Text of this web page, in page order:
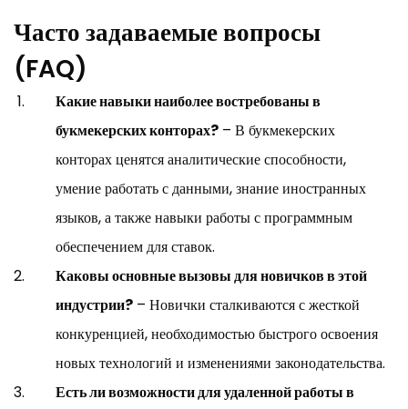
Часто задаваемые вопросы
(FAQ)
Какие навыки наиболее востребованы в
букмекерских конторах? – В букмекерских
конторах ценятся аналитические способности,
умение работать с данными, знание иностранных
языков, а также навыки работы с программным
обеспечением для ставок.
Каковы основные вызовы для новичков в этой
индустрии? – Новички сталкиваются с жесткой
конкуренцией, необходимостью быстрого освоения
новых технологий и изменениями законодательства.
Есть ли возможности для удаленной работы в